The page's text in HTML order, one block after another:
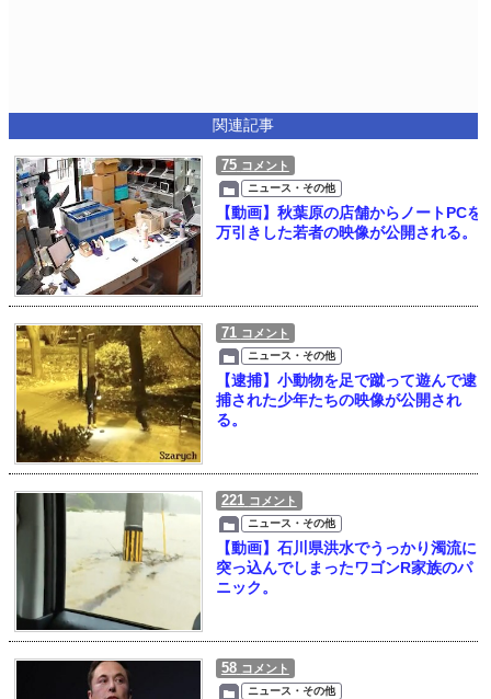
関連記事
75 コメント
ニュース・その他
【動画】秋葉原の店舗からノートPCを
万引きした若者の映像が公開される。
71 コメント
ニュース・その他
【逮捕】小動物を足で蹴って遊んで逮
捕された少年たちの映像が公開され
る。
221 コメント
ニュース・その他
【動画】石川県洪水でうっかり濁流に
突っ込んでしまったワゴンR家族のパ
ニック。
58 コメント
ニュース・その他